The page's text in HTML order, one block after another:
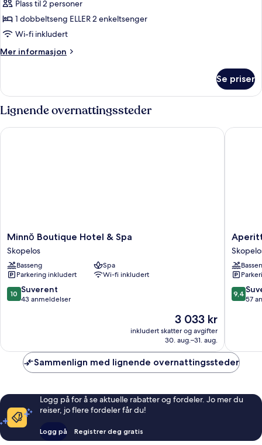
av
Side
Sea
&
Pool
Room
Plass til 2 personer
1 dobbeltseng ELLER 2 enkeltsenger
Wi-fi inkludert
Mer informasjon
Mer
Sea
&
Pool
View
Room
Se priser
Lignende overnattingssteder
Minnŏ
Boutique
Hotel
&
Spa
Skopelos
Minnŏ Boutique Hotel & Spa
Skopelos
Basseng
Spa
Parkering inkludert
Wi-fi inkludert
10.0
av
10 Suverent
43 anmeldelser
Prisen
er
3 033 kr
3 033 kr
inkludert skatter og avgifter
30. aug.–31. aug.
Minnŏ Boutique Hotel & Spa
9.4
av
9,4
57
Sammenlign med lignende overnattingssteder
Logg på for å se aktuelle rabatter og fordeler. Jo mer du
reiser, jo flere fordeler får du!
Logg på Registrer deg gratis